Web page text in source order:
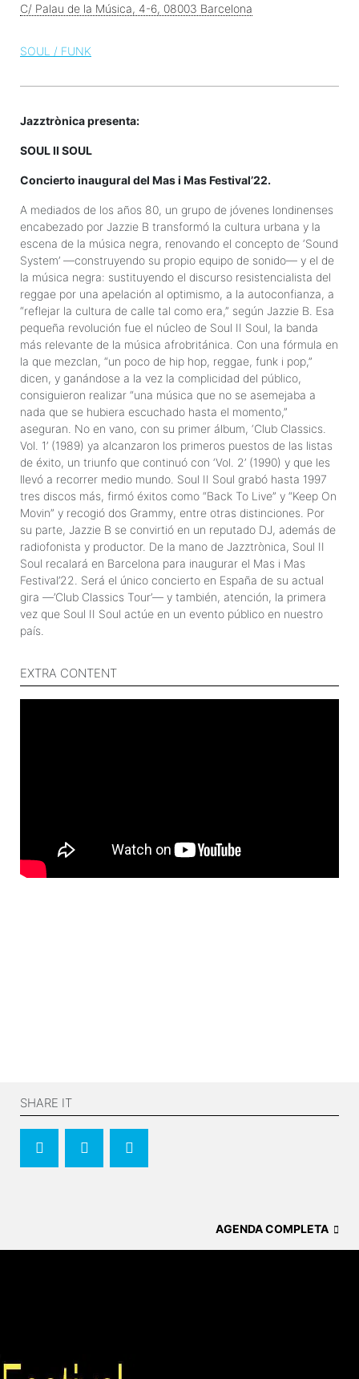
C/ Palau de la Música, 4-6, 08003 Barcelona
SOUL / FUNK
Jazztrònica presenta:
SOUL II SOUL
Concierto inaugural del Mas i Mas Festival’22.
A mediados de los años 80, un grupo de jóvenes londinenses
encabezado por Jazzie B transformó la cultura urbana y la
escena de la música negra, renovando el concepto de ‘Sound
System’ —construyendo su propio equipo de sonido— y el de
la música negra: sustituyendo el discurso resistencialista del
reggae por una apelación al optimismo, a la autoconfianza, a
“reflejar la cultura de calle tal como era,” según Jazzie B. Esa
pequeña revolución fue el núcleo de Soul II Soul, la banda
más relevante de la música afrobritánica. Con una fórmula en
la que mezclan, “un poco de hip hop, reggae, funk i pop,”
dicen, y ganándose a la vez la complicidad del público,
consiguieron realizar “una música que no se asemejaba a
nada que se hubiera escuchado hasta el momento,”
aseguran. No en vano, con su primer álbum, ‘Club Classics.
Vol. 1’ (1989) ya alcanzaron los primeros puestos de las listas
de éxito, un triunfo que continuó con ‘Vol. 2’ (1990) y que les
llevó a recorrer medio mundo. Soul II Soul grabó hasta 1997
tres discos más, firmó éxitos como “Back To Live” y “Keep On
Movin” y recogió dos Grammy, entre otras distinciones. Por
su parte, Jazzie B se convirtió en un reputado DJ, además de
radiofonista y productor. De la mano de Jazztrònica, Soul II
Soul recalará en Barcelona para inaugurar el Mas i Mas
Festival’22. Será el único concierto en España de su actual
gira —’Club Classics Tour’— y también, atención, la primera
vez que Soul II Soul actúe en un evento público en nuestro
país.
EXTRA CONTENT
SHARE IT
AGENDA COMPLETA